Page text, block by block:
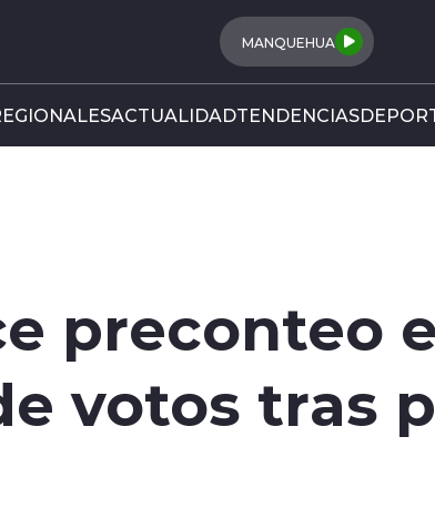
MANQUEHUA
ACTUALIDADTENDENCIAS
preconteo
votos tras